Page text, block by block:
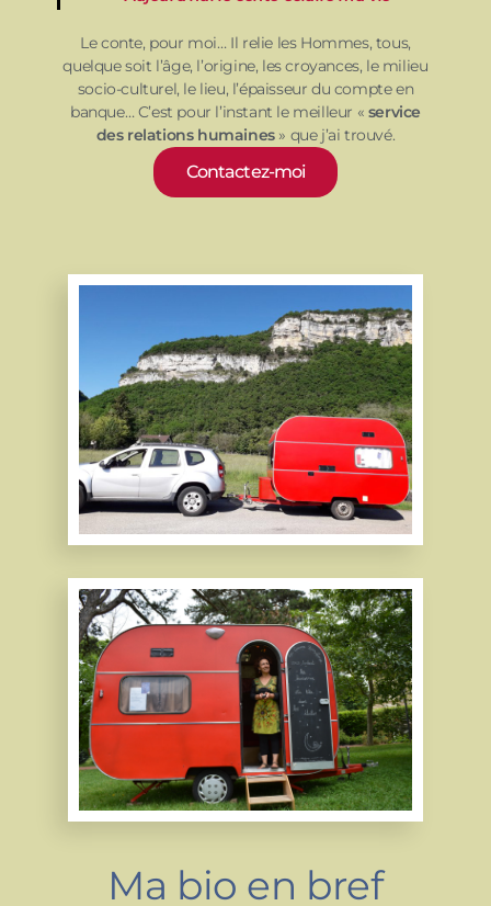
Le conte, pour moi… Il relie les Hommes, tous,
quelque soit l’âge, l’origine, les croyances, le milieu
socio-culturel, le lieu, l’épaisseur du compte en
banque… C’est pour l’instant le meilleur « service
des relations humaines» que j’ai trouvé.
Contactez-moi
Ma bio en bref